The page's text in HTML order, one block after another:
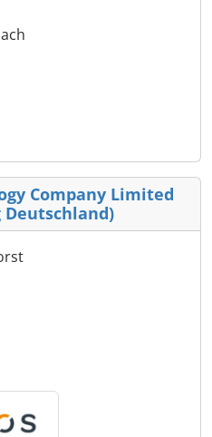
Company Limited
Deutschland)